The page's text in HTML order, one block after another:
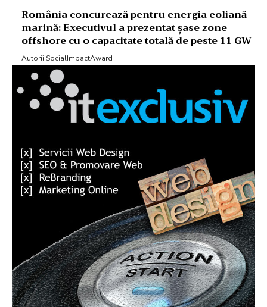
România concurează pentru energia eoliană
marină: Executivul a prezentat șase zone
offshore cu o capacitate totală de peste 11 GW
Autorii SocialImpactAward